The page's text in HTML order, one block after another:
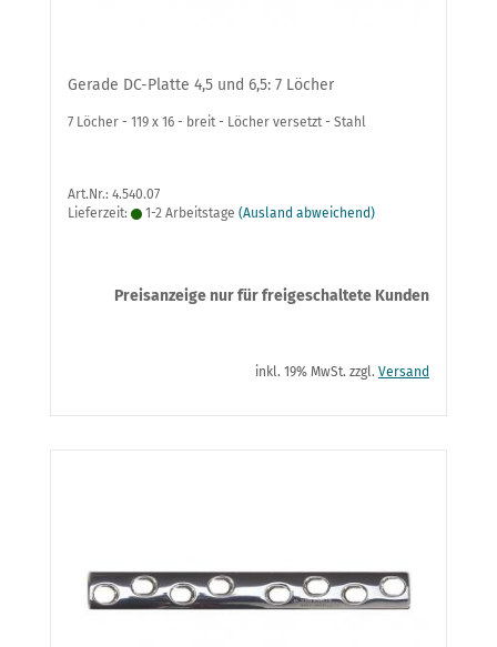
Gerade DC-Platte 4,5 und 6,5: 7 Löcher
7 Löcher - 119 x 16 - breit - Löcher versetzt - Stahl
Art.Nr.: 4.540.07
Lieferzeit:
1-2 Arbeitstage (Ausland abweichend)
Preisanzeige nur für freigeschaltete Kunden
inkl. 19% MwSt. zzgl. Versand